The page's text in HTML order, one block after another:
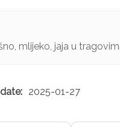
mlijeko, jaja u
2025-01-27